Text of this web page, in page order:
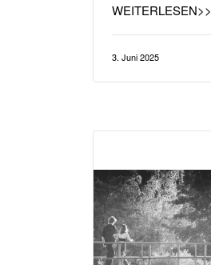
WEITERLESEN>>
3. Juni 2025